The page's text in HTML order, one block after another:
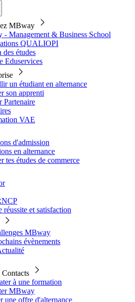
MBway
- Management & Business School
QUALIOPI
des études
Eduservices
un étudiant en alternance
son apprenti
Partenaire
VAE
d'admission
en alternance
tes études de commerce
réussite et satisfaction
MBway
évènements
à une formation
MBway
une offre d'alternance